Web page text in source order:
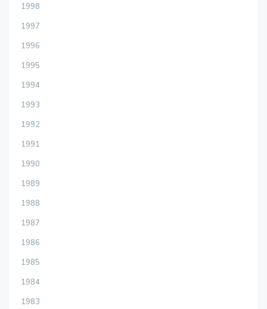
1998
1997
1996
1995
1994
1993
1992
1991
1990
1989
1988
1987
1986
1985
1984
1983